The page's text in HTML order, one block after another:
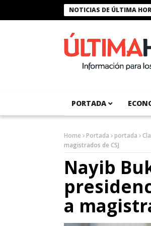
NOTICIAS DE ÚLTIMA
Presidente Bukele condecora a
PORTADA
Home Portada portada
magistrados de CSJ
Nayib
a